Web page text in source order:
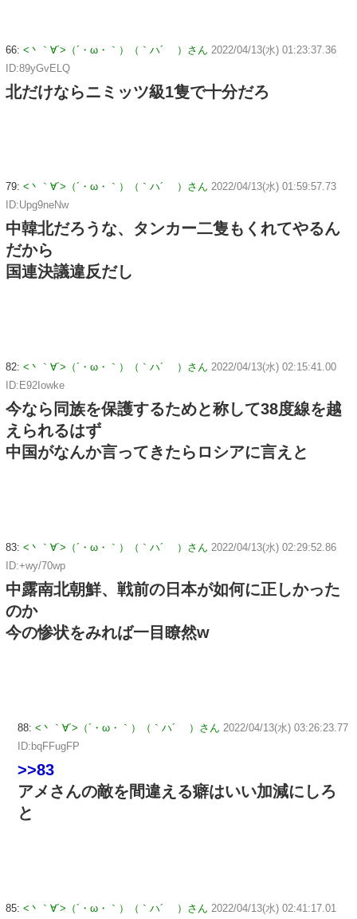
66: <丶｀∀´>（´・ω・｀）（｀ハ´ ）さん 2022/04/13(水) 01:23:37.36
ID:89yGvELQ
北だけならニミッツ級1隻で十分だろ
79: <丶｀∀´>（´・ω・｀）（｀ハ´ ）さん 2022/04/13(水) 01:59:57.73
ID:Upg9neNw
中韓北だろうな、タンカー二隻もくれてやるん
だから
国連決議違反だし
82: <丶｀∀´>（´・ω・｀）（｀ハ´ ）さん 2022/04/13(水) 02:15:41.00
ID:E92Iowke
今なら同族を保護するためと称して38度線を越
えられるはず
中国がなんか言ってきたらロシアに言えと
83: <丶｀∀´>（´・ω・｀）（｀ハ´ ）さん 2022/04/13(水) 02:29:52.86
ID:+wy/70wp
中露南北朝鮮、戦前の日本が如何に正しかった
のか
今の惨状をみれば一目瞭然w
88: <丶｀∀´>（´・ω・｀）（｀ハ´ ）さん 2022/04/13(水) 03:26:23.77
ID:bqFFugFP
>>83
アメさんの敵を間違える癖はいい加減にしろ
と
85: <丶｀∀´>（´・ω・｀）（｀ハ´ ）さん 2022/04/13(水) 02:41:17.01